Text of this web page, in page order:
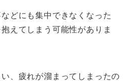
どにも集中できなくなった
えてしまう可能性がありま
、疲れが溜まってしまったの